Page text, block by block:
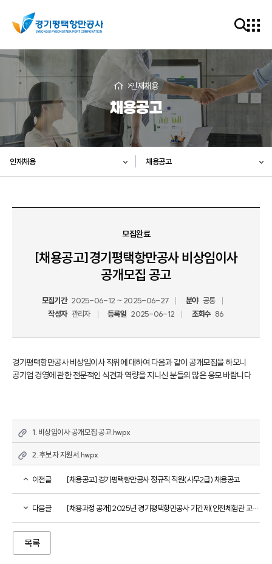
인재채용
채용공고
인재채용 채용공고
모집완료
[채용공고]경기평택항만공사 비상임이사
공개모집 공고
모집기간 2025-06-12 ~ 2025-06-27 분야 공통
작성자 관리자 등록일 2025-06-12 조회수 86
경기평택항만공사 비상임이사 직위에 대하여 다음과 같이 공개모집을 하오니
공기업 경영에 관한 전문적인 식견과 역량을 지니신 분들의 많은 응모 바랍니다
1. 비상임이사 공개모집 공고.hwpx
2. 후보자 지원서.hwpx
이전글 [채용공고] 경기평택항만공사 정규직 직원(사무2급) 채용공고
다음글 [채용과정 공개] 2025년 경기평택항만공사 기간제(안전체험관 교육/시설관리) 직원 채용과정 공개
목록